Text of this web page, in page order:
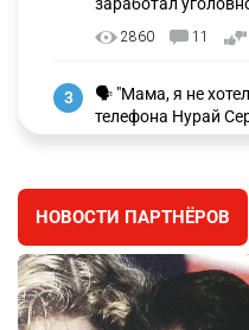
2860 11
3
🗣 "Мама, я не
телефона Нурай
зачитали в суде
⚠️ Доброе утро,
главных новостей
2682 0 1
НОВОСТИ ПАРТНЁРОВ